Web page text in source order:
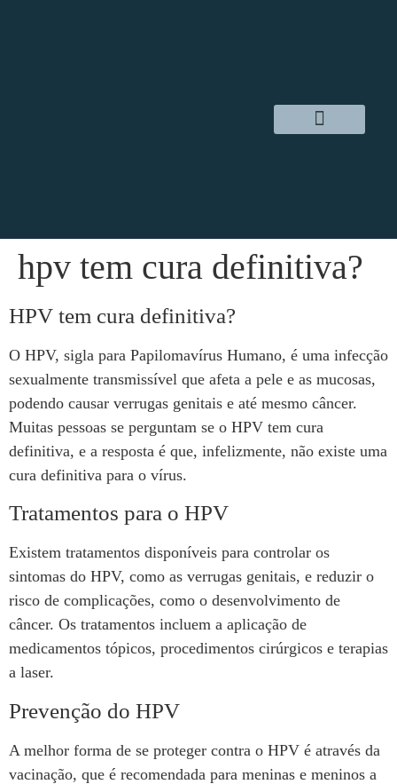
hpv tem cura definitiva?
HPV tem cura definitiva?
O HPV, sigla para Papilomavírus Humano, é uma infecção
sexualmente transmissível que afeta a pele e as mucosas,
podendo causar verrugas genitais e até mesmo câncer.
Muitas pessoas se perguntam se o HPV tem cura
definitiva, e a resposta é que, infelizmente, não existe uma
cura definitiva para o vírus.
Tratamentos para o HPV
Existem tratamentos disponíveis para controlar os
sintomas do HPV, como as verrugas genitais, e reduzir o
risco de complicações, como o desenvolvimento de
câncer. Os tratamentos incluem a aplicação de
medicamentos tópicos, procedimentos cirúrgicos e terapias
a laser.
Prevenção do HPV
A melhor forma de se proteger contra o HPV é através da
vacinação, que é recomendada para meninas e meninos a